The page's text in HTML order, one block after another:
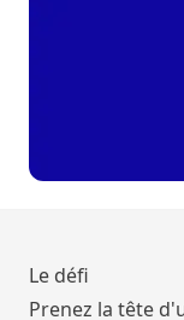
Le défi
Prenez la tête